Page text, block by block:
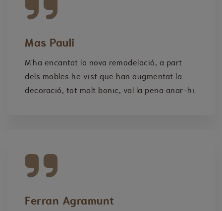
Mas Pauli
M'ha encantat la nova remodelació, a part
dels mobles he vist que han augmentat la
decoració, tot molt bonic, val la pena anar-hi.
Ferran Agramunt